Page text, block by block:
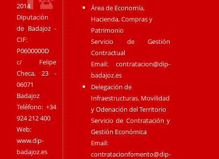
2014
Diputación
de Badajoz -
CIF:
P0600000D
c/ Felipe
Checa, 23 -
06071
Badajoz
Teléfono: +34
924 212 400
Web:
www.dip-
badajoz.es
Área de Economía,
Hacienda, Compras y
Patrimonio
Servicio de Gestión
Contractual
Email:contratacion@dip-
badajoz.es
Delegación de
Infraestructuras, Movilidad
y Odenación del Territorio
Servicio de Contratación y
Gestión Económica
Email:
contratacionfomento@dip-